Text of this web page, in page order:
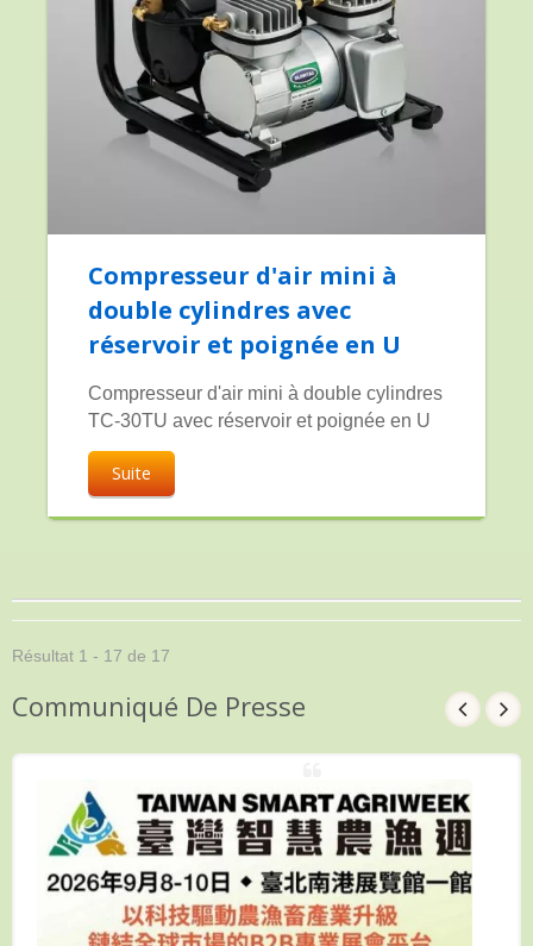
Compresseur d'air mini à
double cylindres avec
réservoir et poignée en U
Compresseur d'air mini à double cylindres
TC-30TU avec réservoir et poignée en U
Suite
Résultat 1 - 17 de 17
Communiqué De Presse